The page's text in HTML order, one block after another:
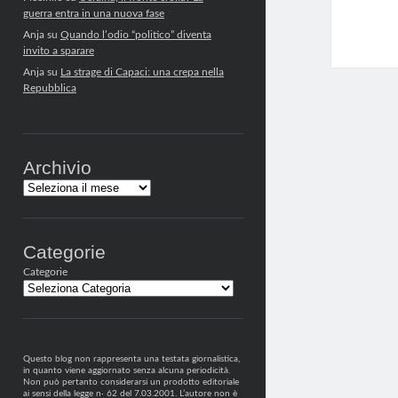
guerra entra in una nuova fase
Anjasu Quando l’odio “politico” diventa
invito a sparare
Anjasu La strage di Capaci: una crepa nella
Repubblica
Archivio
Archivi
Categorie
Categorie
Questo blog non rappresenta una testata giornalistica,
in quanto viene aggiornato senza alcuna periodicità.
Non può pertanto considerarsi un prodotto editoriale
ai sensi della legge n· 62 del 7.03.2001. L’autore non è